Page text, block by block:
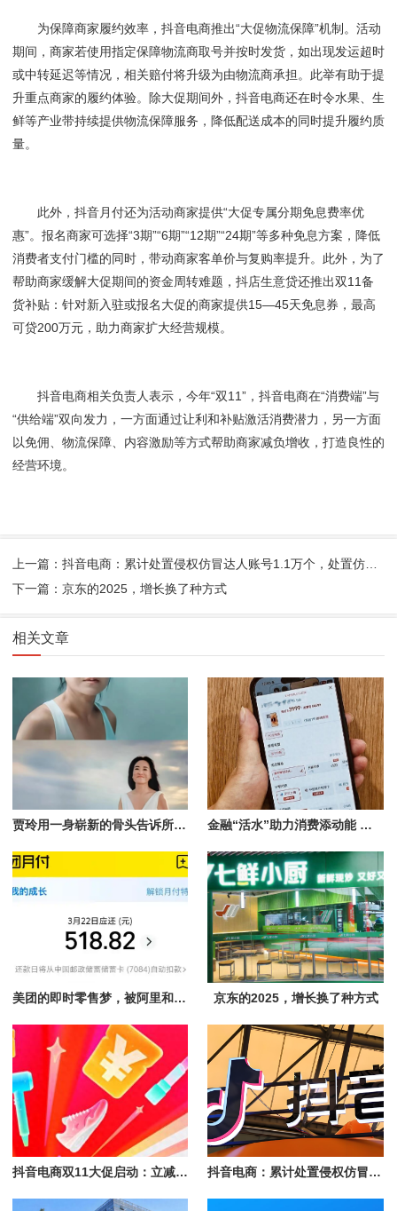
为保障商家履约效率，抖音电商推出“大促物流保障”机制。活动
期间，商家若使用指定保障物流商取号并按时发货，如出现发运超时
或中转延迟等情况，相关赔付将升级为由物流商承担。此举有助于提
升重点商家的履约体验。除大促期间外，抖音电商还在时令水果、生
鲜等产业带持续提供物流保障服务，降低配送成本的同时提升履约质
量。
此外，抖音月付还为活动商家提供“大促专属分期免息费率优
惠”。报名商家可选择“3期”“6期”“12期”“24期”等多种免息方案，降低
消费者支付门槛的同时，带动商家客单价与复购率提升。此外，为了
帮助商家缓解大促期间的资金周转难题，抖店生意贷还推出双11备
货补贴：针对新入驻或报名大促的商家提供15—45天免息券，最高
可贷200万元，助力商家扩大经营规模。
抖音电商相关负责人表示，今年“双11”，抖音电商在“消费端”与
“供给端”双向发力，一方面通过让利和补贴激活消费潜力，另一方面
以免佣、物流保障、内容激励等方式帮助商家减负增收，打造良性的
经营环境。
上一篇：抖音电商：累计处置侵权仿冒达人账号1.1万个，处置仿冒带货商品超6700个
下一篇：京东的2025，增长换了种方式
相关文章
贾玲用一身崭新的骨头告诉所有人：人生下半场，我只为自己的意志打工。 金融“活水”助力消费添动能 头部主播直播间首次推出花呗分期免息专场
美团的即时零售梦，被阿里和京东“奶茶泡沫”淹没 京东的2025，增长换了种方式
抖音电商双11大促启动：立减、直降叠加消费券，商家享免佣等政策 抖音电商：累计处置侵权仿冒达人账号1.1万个，处置仿冒带货商品超6700个